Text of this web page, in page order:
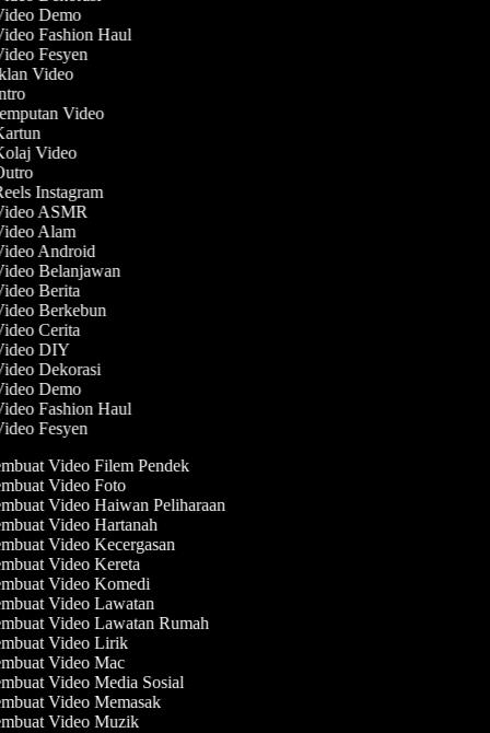
Demo
Fashion Haul
Fesyen
Video
Video
Video
Instagram
ASMR
Alam
Android
Belanjawan
Berita
Berkebun
Cerita
DIY
Dekorasi
Demo
Fashion Haul
Fesyen
Video Filem Pendek
Video Foto
Video Haiwan Peliharaan
Video Hartanah
Video Kecergasan
Video Kereta
Video Komedi
Video Lawatan
Video Lawatan Rumah
Video Lirik
Video Mac
Video Media Sosial
Video Memasak
Video Muzik